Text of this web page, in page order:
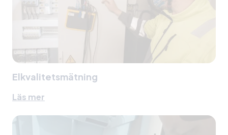
Elkvalitetsmätning
Läs mer